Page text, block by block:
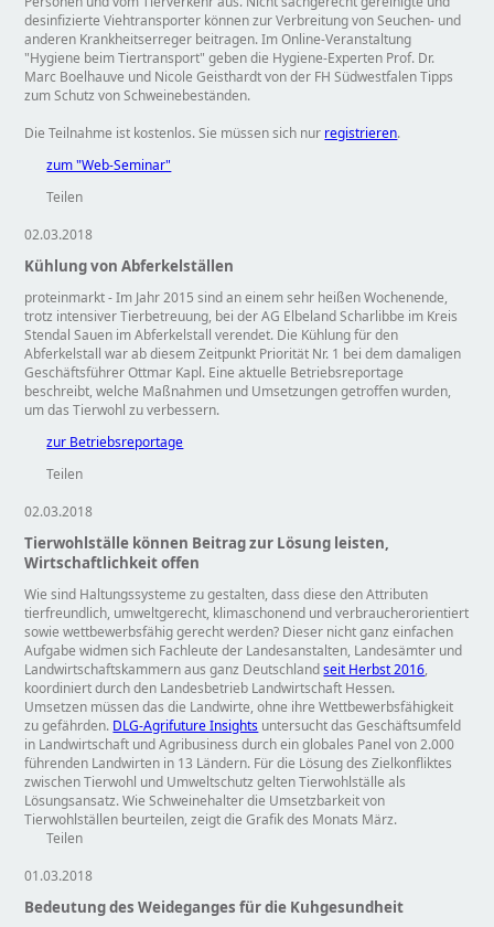
desinfizierte Viehtransporter können zur Verbreitung von Seuchen- und
anderen Krankheitserreger beitragen. Im Online-Veranstaltung
Hygiene beim Tiertransport geben die Hygiene-Experten Prof. Dr.
Marc Boelhauve und Nicole Geisthardt von der FH Südwestfalen Tipps
zum Schutz von Schweinebeständen.
Die Teilnahme ist kostenlos. Sie müssen sich nur registrieren.
zum "Web-Seminar"
Teilen
02.03.2018
Kühlung von Abferkelställen
proteinmarkt - Im Jahr 2015 sind an einem sehr heißen Wochenende,
trotz intensiver Tierbetreuung, bei der AG Elbeland Scharlibbe im Kreis
Stendal Sauen im Abferkelstall verendet. Die Kühlung für den
Abferkelstall war ab diesem Zeitpunkt Priorität Nr. 1 bei dem damaligen
Geschäftsführer Ottmar Kapl. Eine aktuelle Betriebsreportage
beschreibt, welche Maßnahmen und Umsetzungen getroffen wurden,
um das Tierwohl zu verbessern.
zur Betriebsreportage
Teilen
02.03.2018
Tierwohlställe können Beitrag zur Lösung leisten,
Wirtschaftlichkeit offen
Wie sind Haltungssysteme zu gestalten, dass diese den Attributen
tierfreundlich, umweltgerecht, klimaschonend und verbraucherorientiert
sowie wettbewerbsfähig gerecht werden? Dieser nicht ganz einfachen
Aufgabe widmen sich Fachleute der Landesanstalten, Landesämter und
Landwirtschaftskammern aus ganz Deutschlandseit Herbst 2016,
koordiniert durch den Landesbetrieb Landwirtschaft Hessen.
Umsetzen müssen das die Landwirte, ohne ihre Wettbewerbsfähigkeit
zu gefährden. DLG-Agrifuture Insights untersucht das Geschäftsumfeld
in Landwirtschaft und Agribusiness durch ein globales Panel von 2.000
führenden Landwirten in 13 Ländern. Für die Lösung des Zielkonfliktes
zwischen Tierwohl und Umweltschutz gelten Tierwohlställe als
Lösungsansatz. Wie Schweinehalter die Umsetzbarkeit von
Tierwohlställen beurteilen, zeigt die Grafik des Monats März.
Teilen
01.03.2018
Bedeutung des Weideganges für die Kuhgesundheit